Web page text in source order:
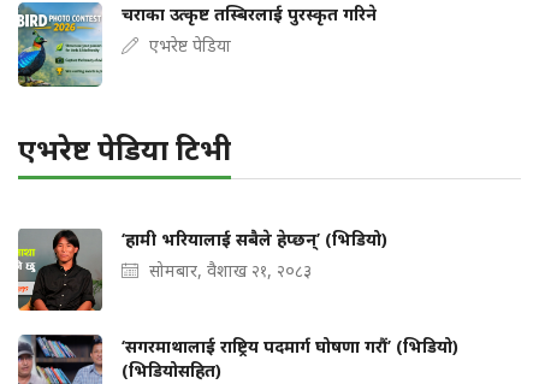
चराका उत्कृष्ट तस्बिरलाई पुरस्कृत गरिने
एभरेष्ट पेडिया
एभरेष्ट पेडिया टिभी
‘हामी भरियालाई सबैले हेप्छन्’ (भिडियो)
सोमबार, वैशाख २१, २०८३
‘सगरमाथालाई राष्ट्रिय पदमार्ग घोषणा गरौं’ (भिडियो)
(भिडियोसहित)